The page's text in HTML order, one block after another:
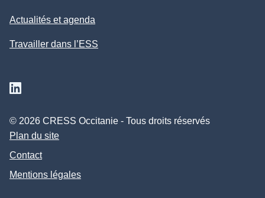
Actualités et agenda
Travailler dans l’ESS
© 2026 CRESS Occitanie - Tous droits réservés
Plan du site
Contact
Mentions légales